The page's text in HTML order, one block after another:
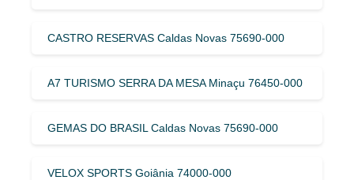
CASTRO RESERVAS Caldas Novas 75690-000
A7 TURISMO SERRA DA MESA Minaçu 76450-000
GEMAS DO BRASIL Caldas Novas 75690-000
VELOX SPORTS Goiânia 74000-000